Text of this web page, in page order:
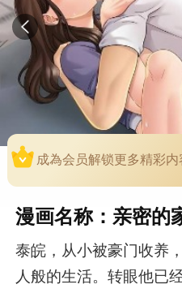
成為会员解锁更多精彩内
漫画名称：亲密的
泰皖，从小被豪门收养
人般的生活。转眼他已